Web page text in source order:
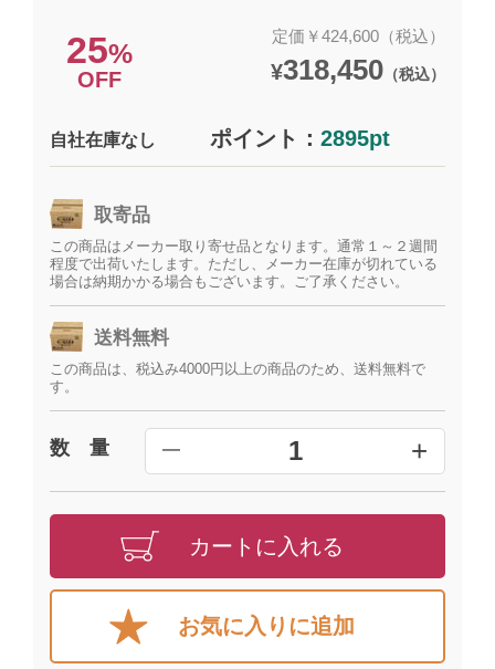
25%
OFF
定価￥424,600（税込）
¥318,450（税込）
自社在庫なし ポイント：2895pt
取寄品
この商品はメーカー取り寄せ品となります。通常１～２週間
程度で出荷いたします。ただし、メーカー在庫が切れている
場合は納期かかる場合もございます。ご了承ください。
送料無料
この商品は、税込み4000円以上の商品のため、送料無料で
す。
数 量 ━ 1 +
カートに入れる
お気に入りに追加